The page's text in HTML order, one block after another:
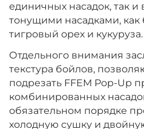
единичных насадок, так
тонущими насадками, как
тигровый орех и кукуруза.
Отдельного внимания
текстура бойлов,
подрезать FFEM Pop-Up
комбинированных
обязательном порядке
холодную сушку и